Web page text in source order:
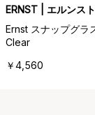
ERNST | エルンスト
Ernst スナップグラ
Clear
￥4,560